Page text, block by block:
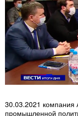
30.03.2021
промышленной